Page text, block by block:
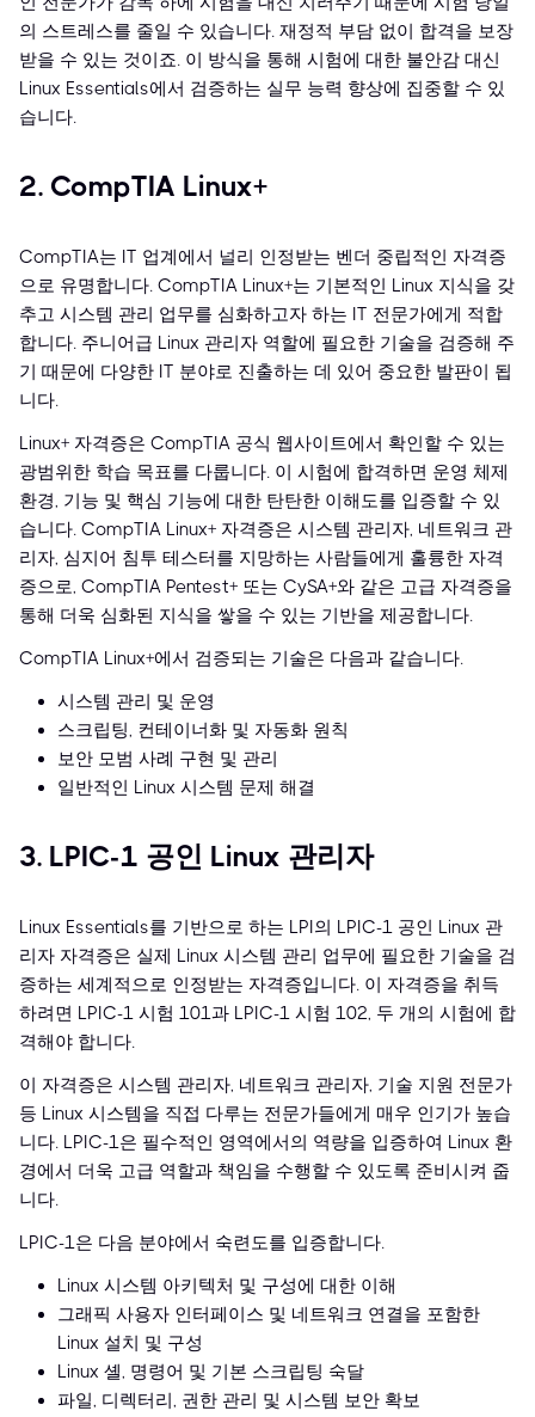
의 스트레스를 줄일 수 있습니다. 재정적 부담 없이 합격을 보장
받을 수 있는 것이죠. 이 방식을 통해 시험에 대한 불안감 대신
Linux Essentials에서 검증하는 실무 능력 향상에 집중할 수 있
습니다.
2. CompTIA Linux+
CompTIA는 IT 업계에서 널리 인정받는 벤더 중립적인 자격증
으로 유명합니다. CompTIA Linux+는 기본적인 Linux 지식을 갖
추고 시스템 관리 업무를 심화하고자 하는 IT 전문가에게 적합
합니다. 주니어급 Linux 관리자 역할에 필요한 기술을 검증해 주
기 때문에 다양한 IT 분야로 진출하는 데 있어 중요한 발판이 됩
니다.
Linux+ 자격증은 CompTIA 공식 웹사이트에서 확인할 수 있는
광범위한 학습 목표를 다룹니다. 이 시험에 합격하면 운영 체제
환경, 기능 및 핵심 기능에 대한 탄탄한 이해도를 입증할 수 있
습니다. CompTIA Linux+ 자격증은 시스템 관리자, 네트워크 관
리자, 심지어 침투 테스터를 지망하는 사람들에게 훌륭한 자격
증으로, CompTIA Pentest+ 또는 CySA+와 같은 고급 자격증을
통해 더욱 심화된 지식을 쌓을 수 있는 기반을 제공합니다.
CompTIA Linux+에서 검증되는 기술은 다음과 같습니다.
시스템 관리 및 운영
스크립팅, 컨테이너화 및 자동화 원칙
보안 모범 사례 구현 및 관리
일반적인 Linux 시스템 문제 해결
3. LPIC-1 공인 Linux 관리자
Linux Essentials를 기반으로 하는 LPI의 LPIC-1 공인 Linux 관
리자 자격증은 실제 Linux 시스템 관리 업무에 필요한 기술을 검
증하는 세계적으로 인정받는 자격증입니다. 이 자격증을 취득
하려면 LPIC-1 시험 101과 LPIC-1 시험 102, 두 개의 시험에 합
격해야 합니다.
이 자격증은 시스템 관리자, 네트워크 관리자, 기술 지원 전문가
등 Linux 시스템을 직접 다루는 전문가들에게 매우 인기가 높습
니다. LPIC-1은 필수적인 영역에서의 역량을 입증하여 Linux 환
경에서 더욱 고급 역할과 책임을 수행할 수 있도록 준비시켜 줍
니다.
LPIC-1은 다음 분야에서 숙련도를 입증합니다.
Linux 시스템 아키텍처 및 구성에 대한 이해
그래픽 사용자 인터페이스 및 네트워크 연결을 포함한
Linux 설치 및 구성
Linux 셸, 명령어 및 기본 스크립팅 숙달
파일, 디렉터리, 권한 관리 및 시스템 보안 확보